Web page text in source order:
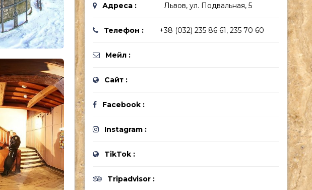
Адреса : Львов, ул. Подвальная, 5
Телефон : +38 (032) 235 86 61, 235 70 60
Мейл :
Сайт :
Facebook :
Instagram :
TikTok :
Tripadvisor :